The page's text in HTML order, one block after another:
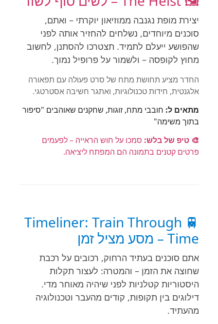
יצירת מופת נגנבה ממוזיאון יוקרתי – ואתם,
סוכנים מיוחדים, נשלחים להחזיר אותה לפני
שהפושע ייעלם לתמיד. תצטרכו להסתנן, לחשוב
מחוץ לקופסה – ולשמור על פרופיל נמוך.
החדר מציע תחושת מתח של סרט פעולה עם תפאורה
אלגנטית, חידות טכנולוגיות, ואתגר חשיבה אסטרטגי.
מתאים ל: חובבי מתח, זוגות, שחקנים שאוהבים "סיפור
בתוך משימה"
🎨 טיפ של בלש: סמכו על חוש הראייה – לפעמים
פרטים קטנים בתמונה הם המפתח ליציאה.
🚆 Timeliner: Train Through
Time – מסע מציל זמן
אתם סוכנים בעתיד הרחוק, רכובים על רכבת
שחוצה את הזמן – והמטרה: לעצור תקלות
היסטוריות קטלניות לפני שיהיה מאוחר מדי.
דילוגים בין תקופות, קודים מהעבר וטכנולוגיה
מהעתיד.